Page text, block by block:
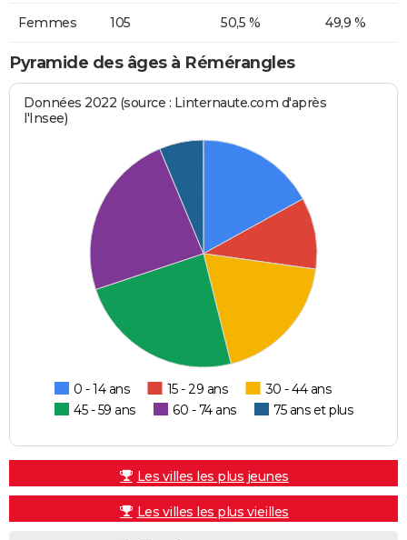
Femmes 105 50,5 % 49,9 %
Pyramide des âges à Rémérangles
Données 2022 (source : Linternaute.com d'après
l'Insee)
0 - 14 ans 15 - 29 ans
30 - 44 ans
45 - 59 ans
60 - 74 ans 75 ans et plus
Les villes les plus jeunes
Les villes les plus vieilles